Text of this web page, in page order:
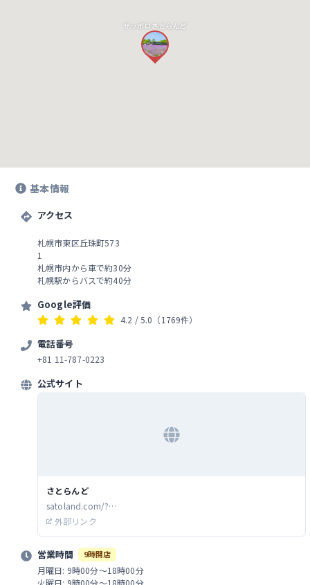
サッポロさとらんど
基本情報
アクセス
札幌市東区丘珠町573
1
札幌市内から車で約30分
札幌駅からバスで約40分
Google評価
4.2 / 5.0 （1769件）
電話番号
+81 11-787-0223
公式サイト
さとらんど
satoland.com/?
utm_source=GBP&utm_medium=GBP&utm_term=GBP&utm_c
外部リンク
営業時間 9時開店
月曜日: 9時00分～18時00分
火曜日: 9時00分～18時00分